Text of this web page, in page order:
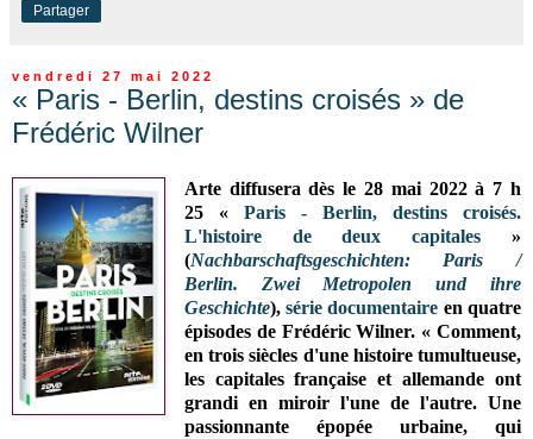
Partager
vendredi 27 mai 2022
« Paris - Berlin, destins croisés » de
Frédéric Wilner
Arte diffuseradès le 28 mai 2022 à 7 h
25 « Paris - Berlin, destins croisés.
L'histoire de deux capitales »
(Nachbarschaftsgeschichten: Paris /
Berlin. Zwei Metropolen und ihre
Geschichte),série documentaire en quatre
épisodes de Frédéric Wilner. « Comment,
en trois siècles d'une histoire tumultueuse,
les capitales française et allemande ont
grandi en miroir l'une de l'autre. Une
passionnante épopée urbaine, qui